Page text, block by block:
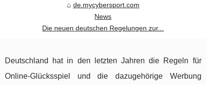
de.mycybersport.com
News
Die neuen deutschen Regelungen zur...
Deutschland hat in den letzten Jahren die Regeln für
Online-Glücksspiel und die dazugehörige Werbung